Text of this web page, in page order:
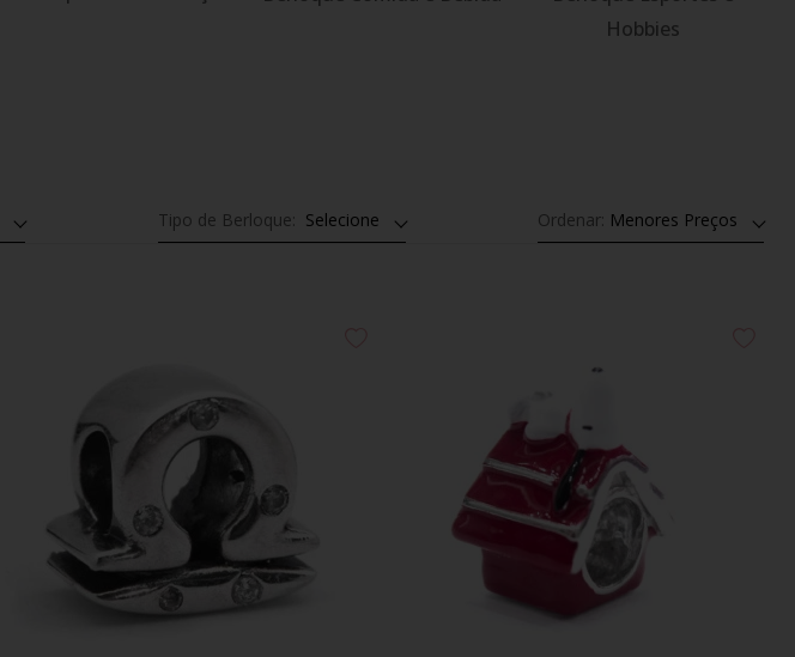
Hobbies
Tipo de Berloque: Selecione Ordenar: Menores Preços